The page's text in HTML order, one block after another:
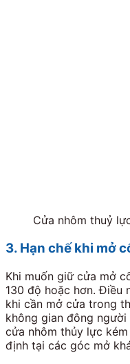
Cửa nhôm thuỷ
3. Hạn chế khi mở
Khi muốn giữ cửa mở
130 độ hoặc hơn. Điều
khi cần mở cửa trong
không gian đông
cửa nhôm thủy lực
định tại các góc mở